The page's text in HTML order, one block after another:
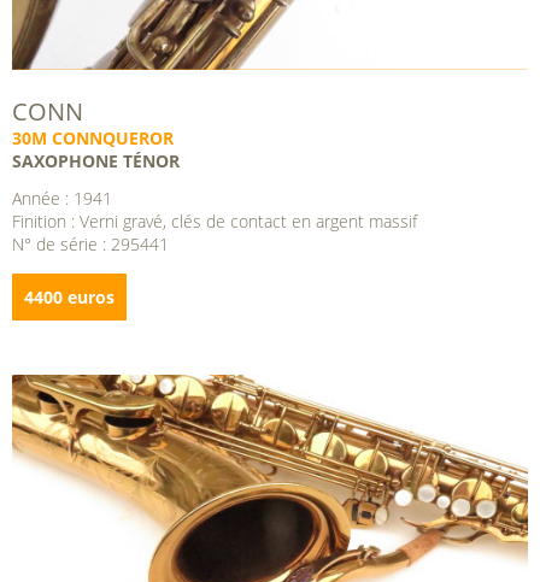
CONN
30M CONNQUEROR
SAXOPHONE TÉNOR
Année : 1941
Finition : Verni gravé, clés de contact en argent massif
N° de série : 295441
4400 euros